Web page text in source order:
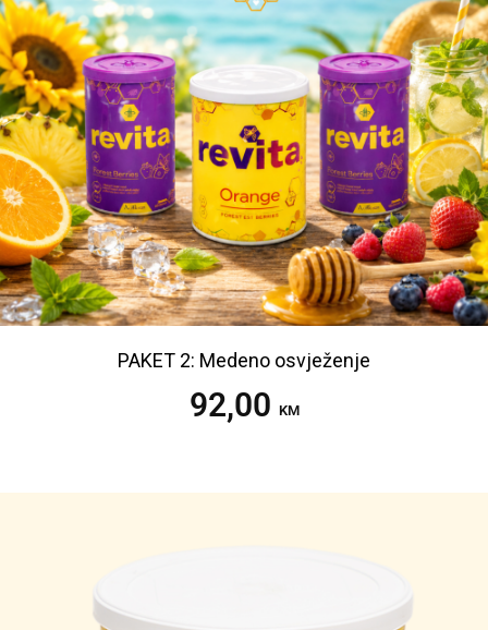
PAKET 2: Medeno osvježenje
92,00 KM